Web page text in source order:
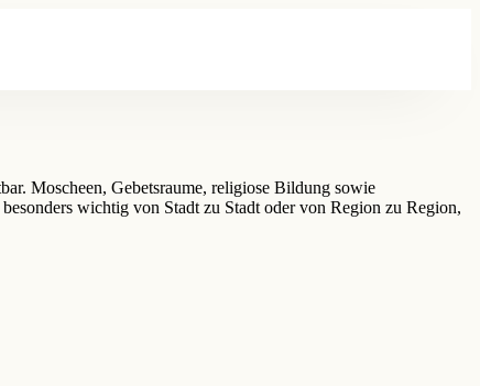
Moscheen, Gebetsraume, religiose Bildung sowie
wichtig von Stadt zu Stadt oder von Region zu Region,